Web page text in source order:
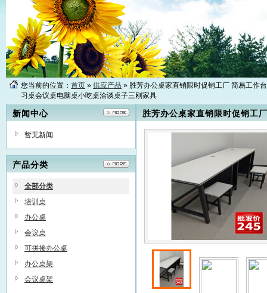
您当前的位置： 首页 » 供应产品 » 胜芳办公桌家直销限时促销工厂 简易工作
习桌会议桌电脑桌小吃桌洽谈桌子三刚家具
新闻中心
暂无新闻
产品分类
全部分类
培训桌
办公桌
会议桌
可拼接办公桌
办公桌架
会议桌架
胜芳办公桌家直销限时促销工
辅导班学习桌会议桌电脑桌小